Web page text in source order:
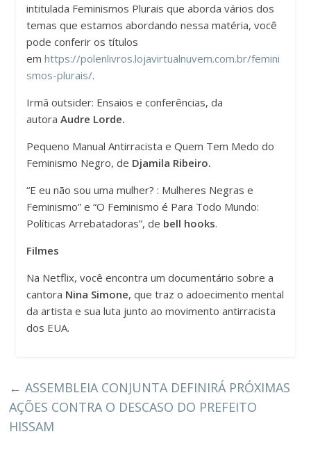
intitulada Feminismos Plurais que aborda vários dos
temas que estamos abordando nessa matéria, você
pode conferir os títulos
emhttps://polenlivros.lojavirtualnuvem.com.br/femini
smos-plurais/.
Irmã outsider: Ensaios e conferências, da
autoraAudre Lorde.
Pequeno Manual Antirracista e Quem Tem Medo do
Feminismo Negro, de Djamila Ribeiro.
“E eu não sou uma mulher? : Mulheres Negras e
Feminismo” e “O Feminismo é Para Todo Mundo:
Políticas Arrebatadoras”, de bell hooks.
Filmes
Na Netflix, você encontra um documentário sobre a
cantora Nina Simone, que traz o adoecimento mental
da artista e sua luta junto ao movimento antirracista
dos EUA.
← ASSEMBLEIA CONJUNTA DEFINIRÁ PRÓXIMAS
AÇÕES CONTRA O DESCASO DO PREFEITO
HISSAM